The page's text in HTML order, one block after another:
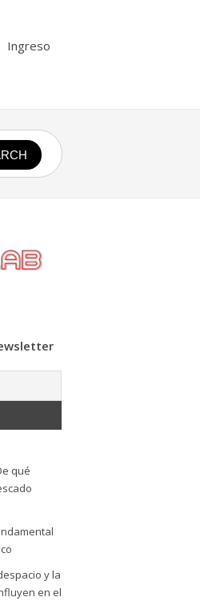
Ingreso
qué
y la
en el